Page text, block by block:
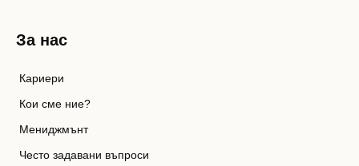
За нас
Кариери
Кои сме ние?
Мениджмънт
Често задавани въпроси